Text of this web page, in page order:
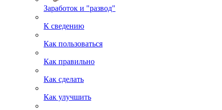
Заработок и "развод"
К сведению
Как пользоваться
Как правильно
Как сделать
Как улучшить